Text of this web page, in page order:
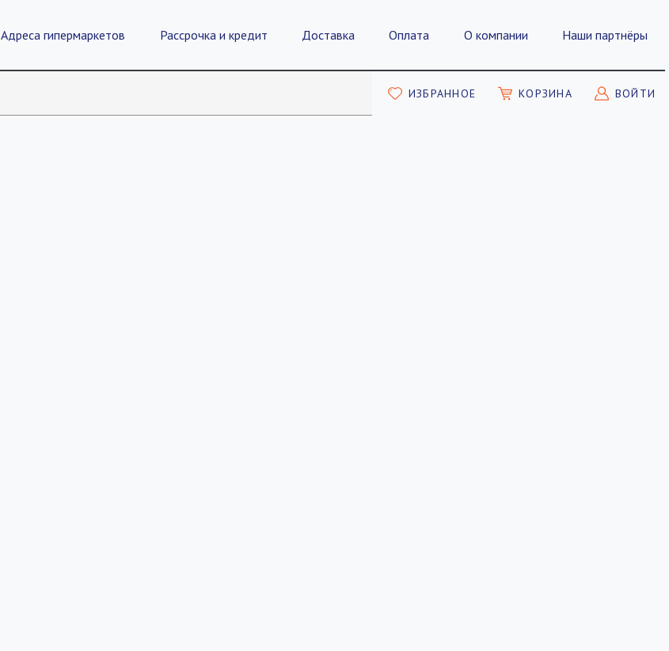
Адреса гипермаркетов Рассрочка и кредит Доставка Оплата О компании Наши партнёры
ИЗБРАННОЕ КОРЗИНА ВОЙТИ